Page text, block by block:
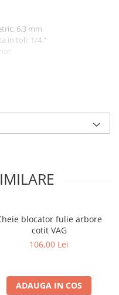
6,3 mm
in toli: 1/4 "
blocator fulie arbore
cotit VAG
106,00 Lei
ADAUGA IN COS